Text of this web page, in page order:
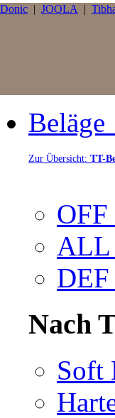
Donic | JOOLA |
Zur Übersicht: TT-
ALL
Nach
Soft